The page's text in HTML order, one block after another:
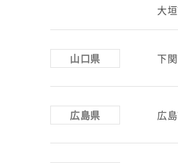
大
山口県 下
広島県 広